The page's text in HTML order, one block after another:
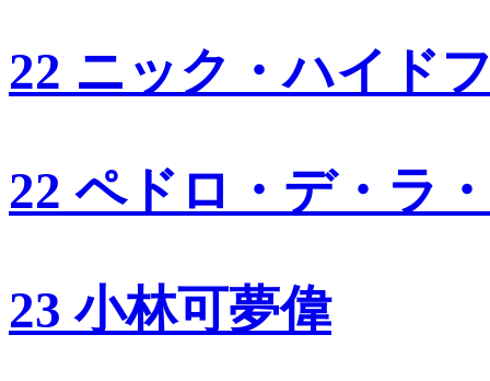
22 ニック・ハイド
22 ペドロ・デ・ラ
23 小林可夢偉